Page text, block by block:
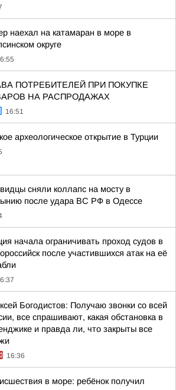
наехал на катамаран в море в
округе
ПОТРЕБИТЕЛЕЙ ПРИ ПОКУПКЕ
НА РАСПРОДАЖАХ
16:51
археологическое открытие в Турции
сняли коллапс на мосту в
после удара ВС РФ в Одессе
начала ограничивать проход судов в
после участившихся атак на её
Богодистов: Получаю звонки со всей
все спрашивают, какая обстановка в
и правда ли, что закрыты все
16:36
в море: ребёнок получил